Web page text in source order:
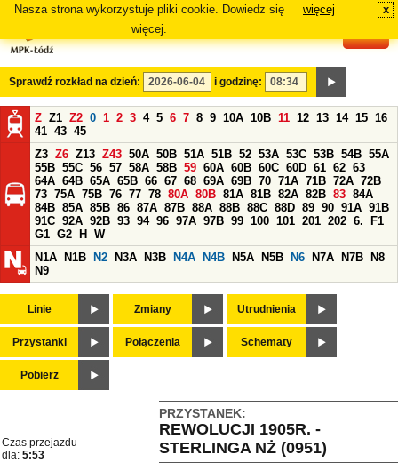
Nasza strona wykorzystuje pliki cookie. Dowiedz się
więcej.
więcej x
Sprawdź rozkład na dzień: i godzinę:
Z Z1 Z2 0 1 2 3 4 5 6 7 8 9 10A 10B 11 12 13 14 15 16
41 43 45
Z3 Z6 Z13 Z43 50A 50B 51A 51B 52 53A 53C 53B 54B 55A
55B 55C 56 57 58A 58B 59 60A 60B 60C 60D 61 62 63
64A 64B 65A 65B 66 67 68 69A 69B 70 71A 71B 72A 72B
73 75A 75B 76 77 78 80A 80B 81A 81B 82A 82B 83 84A
84B 85A 85B 86 87A 87B 88A 88B 88C 88D 89 90 91A 91B
91C 92A 92B 93 94 96 97A 97B 99 100 101 201 202 6.
F1
G1 G2 H
W
N1A
N1B N2 N3A N3B N4A N4B N5A N5B N6 N7A N7B
N8
N9
Linie Zmiany Utrudnienia
Przystanki Połączenia Schematy
Pobierz
PRZYSTANEK:
REWOLUCJI 1905R. -
STERLINGA NŻ (0951)
Czas przejazdu
dla: 5:53